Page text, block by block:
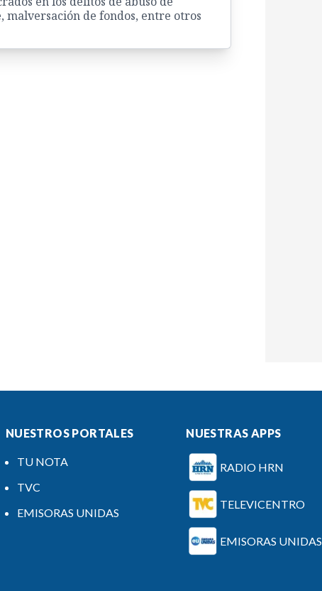
malversación de fondos, entre otros
NUESTROS PORTALES
TU NOTA
TVC
EMISORAS UNIDAS
NUESTRAS APPS
RADIO HRN
TELEVICENTRO
EMISORAS UNIDAS